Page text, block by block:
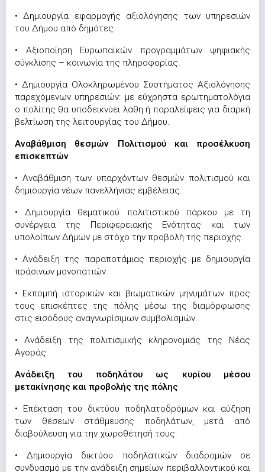
• Δημιουργία εφαρμογής αξιολόγησης των υπηρεσιών
του Δήμου από δημότες.
• Αξιοποίηση Ευρωπαϊκών προγραμμάτων ψηφιακής
σύγκλισης – κοινωνία της πληροφορίας.
• Δημιουργία Ολοκληρωμένου Συστήματος Αξιολόγησης
παρεχόμενων υπηρεσιών: με εύχρηστα ερωτηματολόγια
ο πολίτης θα υποδεικνύει λάθη ή παραλείψεις για διαρκή
βελτίωση της λειτουργίας του Δήμου.
Αναβάθμιση θεσμών Πολιτισμού και προσέλκυση
επισκεπτών
• Αναβάθμιση των υπαρχόντων θεσμών πολιτισμού και
δημιουργία νέων πανελλήνιας εμβέλειας.
• Δημιουργία θεματικού πολιτιστικού πάρκου με τη
συνέργεια της Περιφερειακής Ενότητας και των
υπολοίπων Δήμων με στόχο την προβολή της περιοχής.
• Ανάδειξη της παραποτάμιας περιοχής με δημιουργία
πράσινων μονοπατιών.
• Εκπομπή ιστορικών και βιωματικών μηνυμάτων προς
τους επισκέπτες της πόλης μέσω της διαμόρφωσης
στις εισόδους αναγνωρίσιμων συμβολισμών.
• Ανάδειξη της πολιτισμικής κληρονομιάς της Νέας
Αγοράς.
Ανάδειξη του ποδηλάτου ως κυρίου μέσου
μετακίνησης και προβολής της πόλης
• Επέκταση του δικτύου ποδηλατοδρόμων και αύξηση
των θέσεων στάθμευσης ποδηλάτων, μετά από
διαβούλευση για την χωροθέτησή τους.
• Δημιουργία δικτύου ποδηλατικών διαδρομών σε
συνδυασμό με την ανάδειξη σημείων περιβαλλοντικού και